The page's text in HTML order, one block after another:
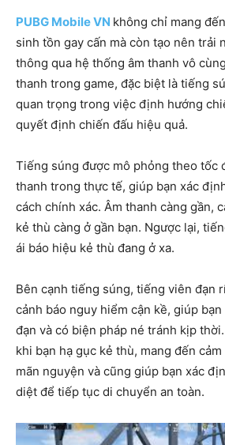
PUBG Mobile VN không chỉ mang
sinh tồn gay cấn mà còn tạo nên trải
thông qua hệ thống âm thanh vô
thanh trong game, đặc biệt là tiếng
quan trọng trong việc định hướng
quyết định chiến đấu hiệu quả.
Tiếng súng được mô phỏng theo tốc
thanh trong thực tế, giúp bạn xác
cách chính xác. Âm thanh càng gần,
kẻ thù càng ở gần bạn. Ngược lại,
ái báo hiệu kẻ thù đang ở xa.
Bên cạnh tiếng súng, tiếng viên đạn
cảnh báo nguy hiểm cận kề, giúp
đạn và có biện pháp né tránh kịp
khi bạn hạ gục kẻ thù, mang đến
mãn nguyện và cũng giúp bạn xác
diệt để tiếp tục di chuyển an toàn.